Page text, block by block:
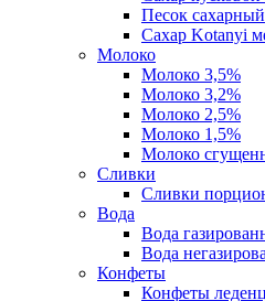
Песок сахарный
Сахар Kotanyi
Молоко
Молоко 3,5%
Молоко 3,2%
Молоко 2,5%
Молоко 1,5%
Молоко
Сливки
Сливки
Вода
Вода
Вода
Конфеты
Конфеты